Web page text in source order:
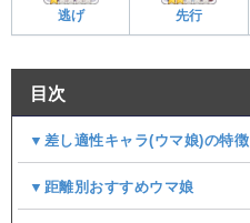
逃げ 先行
目次
▼差し適性キャラ(ウマ娘)の特徴
▼距離別おすすめウマ娘